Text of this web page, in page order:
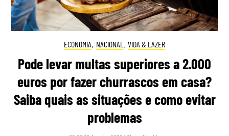
ECONOMIA, NACIONAL , VIDA & LAZER
Pode levar multas superiores a 2.000
euros por fazer churrascos em casa?
Saiba quais as situações e como evitar
problemas